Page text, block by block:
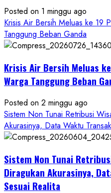
Seret
Oknum
Wartawan
Posted on 1 minggu ago
Krisis Air Bersih Meluas ke 19
Tanggung Beban Ganda
Krisis Air Bersih Meluas
Warga Tanggung Beban
Posted on 2 minggu ago
Sistem Non Tunai Retribusi
Akurasinya, Data Waktu
Sistem Non Tunai
Diragukan Akurasinya,
Sesuai Realita